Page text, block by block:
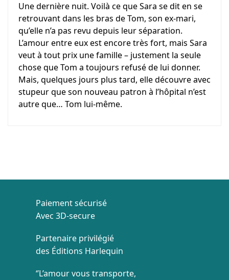
Une dernière nuit. Voilà ce que Sara se dit en se
retrouvant dans les bras de Tom, son ex-mari,
qu’elle n’a pas revu depuis leur séparation.
L’amour entre eux est encore très fort, mais Sara
veut à tout prix une famille – justement la seule
chose que Tom a toujours refusé de lui donner.
Mais, quelques jours plus tard, elle découvre avec
stupeur que son nouveau patron à l’hôpital n’est
autre que… Tom lui-même.
Paiement sécurisé
Avec 3D-secure
Partenaire privilégié
des Éditions Harlequin
‘’L’amour vous transporte,